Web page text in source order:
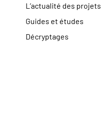
L’actualité des projets
Guides et études
Décryptages